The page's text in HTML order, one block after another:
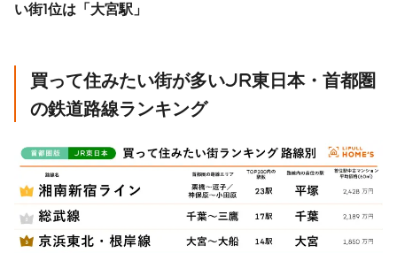
い街1位は「大宮駅」
買って住みたい街が多いJR東日本・首都圏
の鉄道路線ランキング